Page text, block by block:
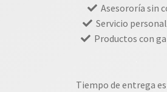
Asesororía sin
Servicio
Productos con
Tiempo de entrega